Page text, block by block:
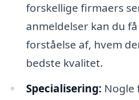
forskellige firmaers
anmeldelser kan du
forståelse af, hvem
bedste kvalitet.
Specialisering: Nogle